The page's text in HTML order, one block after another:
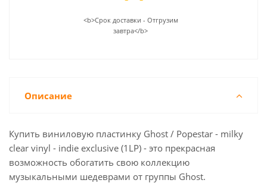
<b>Срок доставки - Отгрузим
завтра</b>
Описание
Купить виниловую пластинку Ghost / Popestar - milky
clear vinyl - indie exclusive (1LP) - это прекрасная
возможность обогатить свою коллекцию
музыкальными шедеврами от группы Ghost.